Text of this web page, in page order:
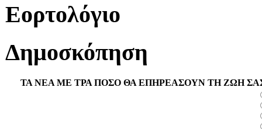
Εορτολόγιο
Δημοσκόπηση
ΤΑ ΝΕΑ ΜΕ ΤΡΑ ΠΟΣΟ ΘΑ ΕΠΗΡΕΑΣΟΥΝ ΤΗ ΖΩΗ